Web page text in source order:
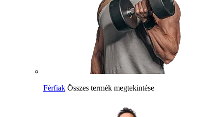
Férfiak Összes termék megtekintése